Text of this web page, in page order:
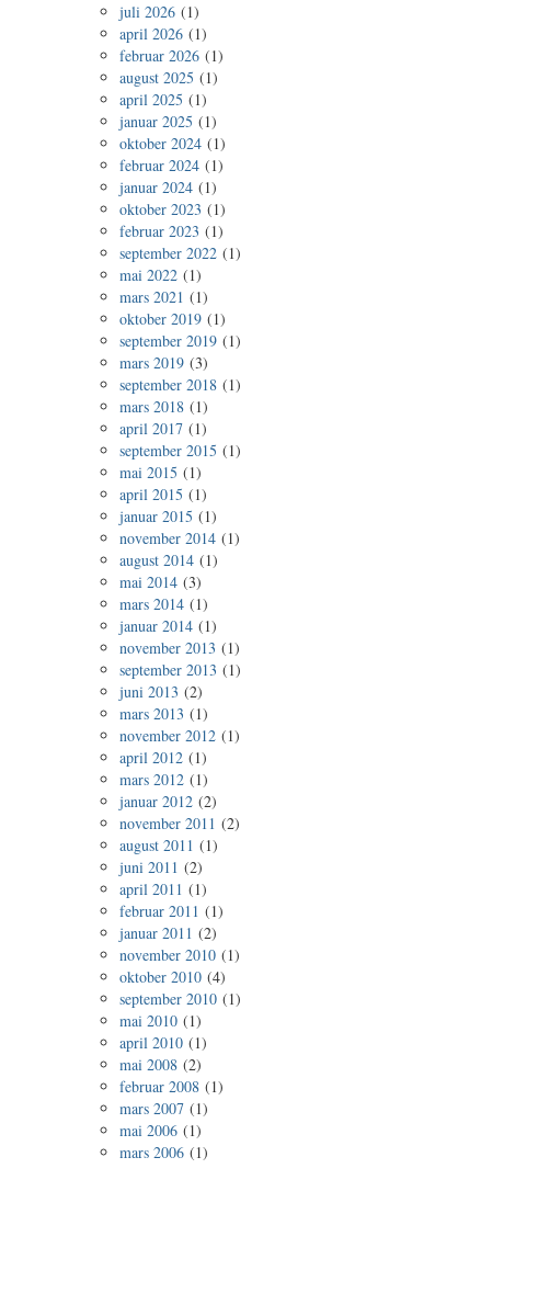
juli 2026 (1)
april 2026 (1)
februar 2026 (1)
august 2025 (1)
april 2025 (1)
januar 2025 (1)
oktober 2024 (1)
februar 2024 (1)
januar 2024 (1)
oktober 2023 (1)
februar 2023 (1)
september 2022 (1)
mai 2022 (1)
mars 2021 (1)
oktober 2019 (1)
september 2019 (1)
mars 2019 (3)
september 2018 (1)
mars 2018 (1)
april 2017 (1)
september 2015 (1)
mai 2015 (1)
april 2015 (1)
januar 2015 (1)
november 2014 (1)
august 2014 (1)
mai 2014 (3)
mars 2014 (1)
januar 2014 (1)
november 2013 (1)
september 2013 (1)
juni 2013 (2)
mars 2013 (1)
november 2012 (1)
april 2012 (1)
mars 2012 (1)
januar 2012 (2)
november 2011 (2)
august 2011 (1)
juni 2011 (2)
april 2011 (1)
februar 2011 (1)
januar 2011 (2)
november 2010 (1)
oktober 2010 (4)
september 2010 (1)
mai 2010 (1)
april 2010 (1)
mai 2008 (2)
februar 2008 (1)
mars 2007 (1)
mai 2006 (1)
mars 2006 (1)